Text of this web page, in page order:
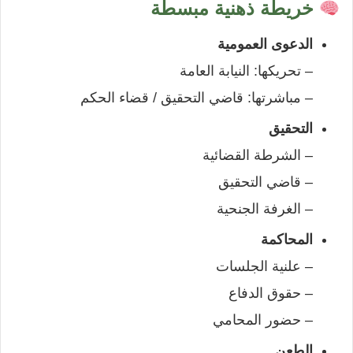
خريطة ذهنية مبسطة
الدعوى العمومية
– تحريكها: النيابة العامة
– مباشرتها: قاضي التحقيق / قضاء الحكم
التحقيق
– الشرطة القضائية
– قاضي التحقيق
– الغرفة الجنحية
المحاكمة
– علنية الجلسات
– حقوق الدفاع
– حضور المحامي